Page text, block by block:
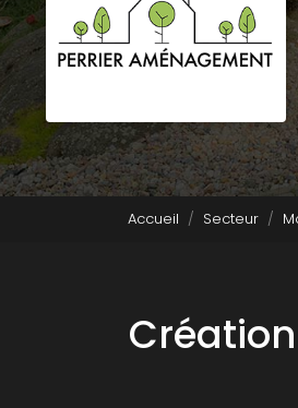
Accueil Secteur